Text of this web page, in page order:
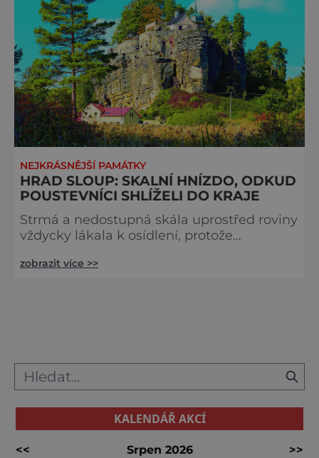
NEJKRÁSNĚJŠÍ PAMÁTKY
HRAD SLOUP: SKALNÍ HNÍZDO, ODKUD
POUSTEVNÍCI SHLÍŽELI DO KRAJE
Strmá a nedostupná skála uprostřed roviny
vždycky lákala k osídlení, protože
když je navíc z materiálu, v němž se
jeho založení, jako tomu u podobných
staveb bý
zobrazit více >>
KALENDÁŘ AKCÍ
<< Srpen 2026
>>